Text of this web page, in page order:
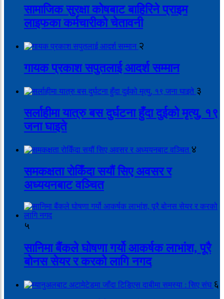
सामाजिक सुरक्षा कोषबाट बाहिरिने प्राइम
लाइफका कर्मचारीको चेतावनी
२
गायक प्रकाश सपुतलाई आदर्श सम्मान
३
सर्लाहीमा यात्रु बस दुर्घटना हुँदा दुईको मृत्यु, १९
जना घाइते
४
समकक्षता रोकिँदा सयौं सिए अवसर र
अध्ययनबाट वञ्चित
५
सानिमा बैंकले घोषणा गर्यो आकर्षक लाभांश, पूरै
बोनस सेयर र करको लागि नगद
६